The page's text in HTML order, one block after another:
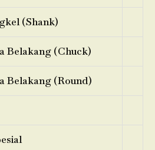
(Shank)
Belakang (Chuck)
Belakang (Round)